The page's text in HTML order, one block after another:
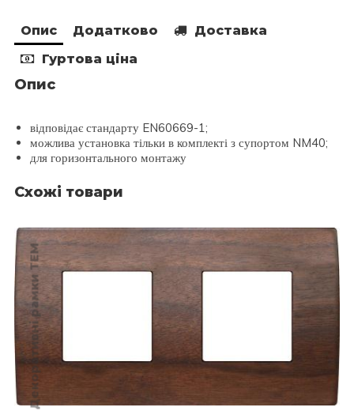
Опис Додатково
Доставка
Гуртова ціна
Опис
відповідає стандарту EN60669-1;
можлива установка тільки в комплекті з супортом NM40;
для горизонтального монтажу
Схожі товари
Декоративні рамки TEM